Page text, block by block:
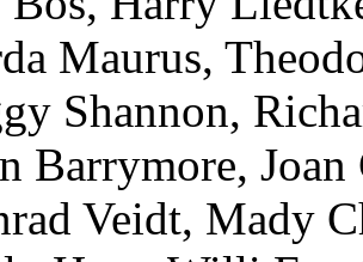
Maurus,
Shannon,
Barrymore,
Veidt, Mady